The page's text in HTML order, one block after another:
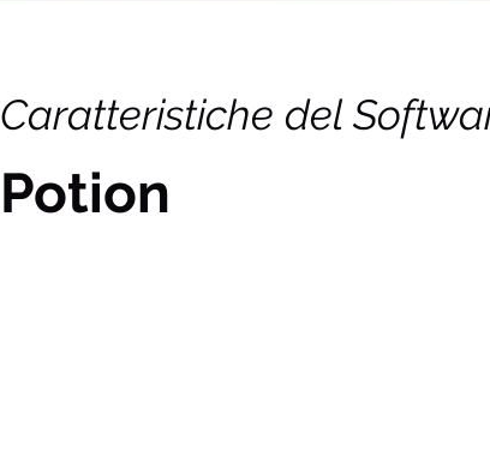
Caratteristiche del
Potion